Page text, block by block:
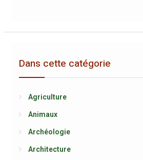
Dans cette catégorie
Agriculture
Animaux
Archéologie
Architecture